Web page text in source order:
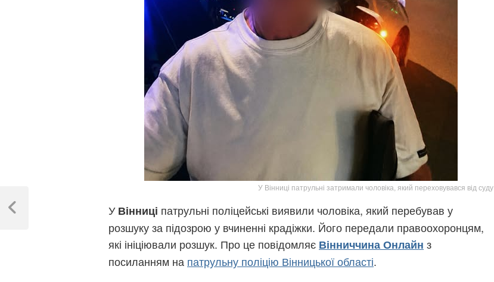
У Вінниці патрульні затримали чоловіка, який переховувався від суду
УВінниці патрульні поліцейські виявили чоловіка, який перебував у
розшуку за підозрою у вчиненні крадіжки. Його передали правоохоронцям,
які ініціювали розшук. Про це повідомляє Вінниччина Онлайн з
посиланням на патрульну поліцію Вінницької області.
записів
Previous